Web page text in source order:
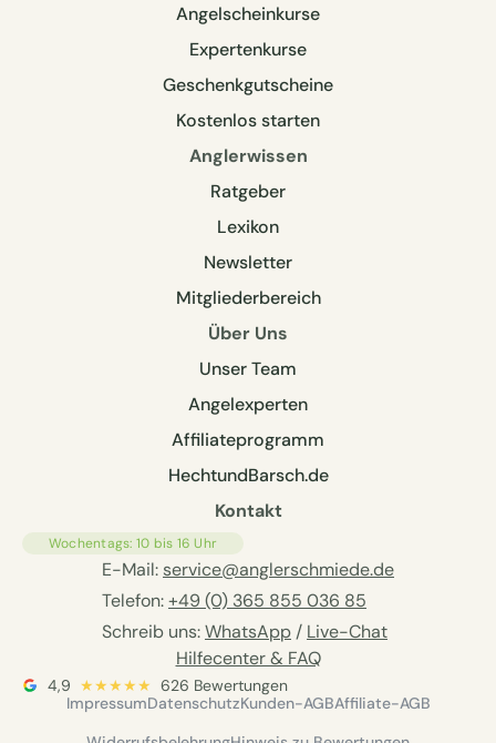
Angelscheinkurse
Expertenkurse
Geschenkgutscheine
Kostenlos starten
Anglerwissen
Ratgeber
Lexikon
Newsletter
Mitgliederbereich
Über Uns
Unser Team
Angelexperten
Affiliateprogramm
HechtundBarsch.de
Kontakt
Wochentags: 10 bis 16 Uhr
E-Mail: service@anglerschmiede.de
Telefon:+49 (0) 365 855 036 85
Schreib uns:WhatsApp / Live-Chat
Hilfecenter & FAQ
4,9 ★★★★★ 626 Bewertungen
ImpressumDatenschutzKunden-AGBAffiliate-AGB